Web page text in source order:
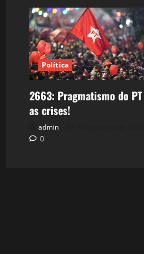
Política
2663: Pragmatismo do
as crises!
admin
0